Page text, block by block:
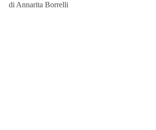
di Annarita Borrelli